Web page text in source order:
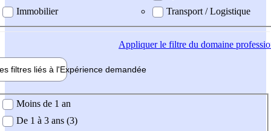
Immobilier
Transport / Logistique
Appliquerle filtre du domaine
filtres liés à l'Expérience demandée
demandée
Moins de 1 an
De 1 à 3 ans (3)